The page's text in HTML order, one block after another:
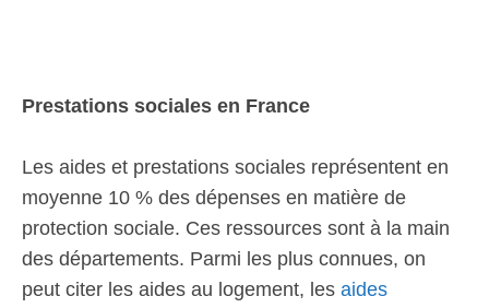
Prestations sociales en France
Les aides et prestations sociales représentent en
moyenne 10 % des dépenses en matière de
protection sociale. Ces ressources sont à la main
des départements. Parmi les plus connues, on
peut citer les aides au logement, les aides